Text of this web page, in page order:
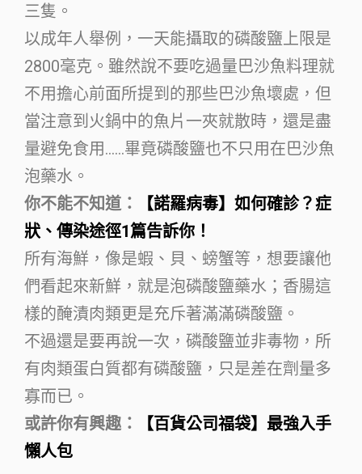
三隻。
以成年人舉例，一天能攝取的磷酸鹽上限是
2800毫克。雖然說不要吃過量巴沙魚料理就
不用擔心前面所提到的那些巴沙魚壞處，但
當注意到火鍋中的魚片一夾就散時，還是盡
量避免食用……畢竟磷酸鹽也不只用在巴沙魚
泡藥水。
你不能不知道：
【諾羅病毒】如何確診？症
狀、傳染途徑1篇告訴你！
所有海鮮，像是蝦、貝、螃蟹等，想要讓他
們看起來新鮮，就是泡磷酸鹽藥水；香腸這
樣的醃漬肉類更是充斥著滿滿磷酸鹽。
不過還是要再說一次，磷酸鹽並非毒物，所
有肉類蛋白質都有磷酸鹽，只是差在劑量多
寡而已。
或許你有興趣：
【百貨公司福袋】最強入手
懶人包